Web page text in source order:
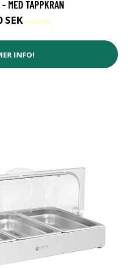
MED TAPPKRAN
SEK5499 SEK
INFO!